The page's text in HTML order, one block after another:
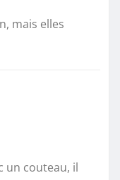
mais elles
un couteau, il